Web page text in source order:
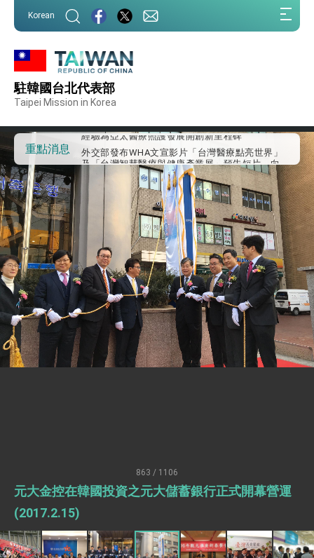
Korean
駐韓國台北代表部
Taipei Mission in Korea
重點消息
外交部重要言論
我國政府將在美國亞利桑納州設立「駐鳳凰城辦
事處」，進一步深化台美交流合作
經驗為亞太醫療照護發展開創新里程碑
外交部發布WHA文宣影片「台灣醫療點亮世界」
及「台灣智慧醫療與健康產業展」預告短片，向
世界展現台灣守護全球健康的創新能量
總統出訪史瓦帝尼返國談話 強調臺灣人有權利
走向世界 盼與理念相近國家共同維護國際秩序
堅定走向世界 賴總統抵達史瓦帝尼王國進行國是
總統與五院院長新春茶敘 盼化分歧為團結、為
國家邁出合作第一步
總統農曆春節談話
台美貿易協議完成簽署達成6大目標、創5大歷史
性突破 總統強調將以3大面向加速臺灣經濟轉型
升級 籲請立院全力支持並盡速通過
臺美簽署「對等貿易協定」確立對等關稅15%且不
疊加 我輸美2072項產品豁免對等關稅
總統接受「法新社」（AFP）專訪內容
外交部長林佳龍於《外交事務》撰文指出：自由
訪問團
臺美經貿談判獲階段性成果 卓揆期勉爭取時間完
成「臺美對等貿易協定」簽署
863 / 1106
元大金控在韓國投資之元大儲蓄銀行正式開幕營運
(2017.2.15)